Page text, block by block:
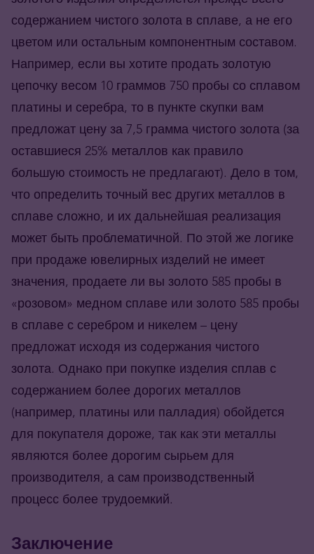
содержанием чистого золота в сплаве, а не его
цветом или остальным компонентным составом.
Например, если вы хотите продать золотую
цепочку весом 10 граммов 750 пробы со сплавом
платины и серебра, то в пункте скупки вам
предложат цену за 7,5 грамма чистого золота (за
оставшиеся 25% металлов как правило
большую стоимость не предлагают). Дело в том,
что определить точный вес других металлов в
сплаве сложно, и их дальнейшая реализация
может быть проблематичной. По этой же логике
при продаже ювелирных изделий не имеет
значения, продаете ли вы золото 585 пробы в
«розовом» медном сплаве или золото 585 пробы
в сплаве с серебром и никелем – цену
предложат исходя из содержания чистого
золота. Однако при покупке изделия сплав с
содержанием более дорогих металлов
(например, платины или палладия) обойдется
для покупателя дороже, так как эти металлы
являются более дорогим сырьем для
производителя, а сам производственный
процесс более трудоемкий.
Заключение